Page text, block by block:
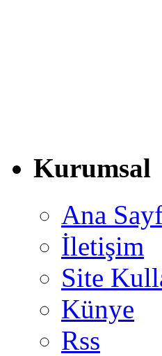
Kurumsal
Ana
İletişim
Site
Künye
Rss